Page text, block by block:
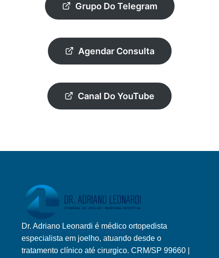
Grupo Do Telegram
Agendar Consulta
Canal Do YouTube
Logo Adriano Leonardi Horizontal Novo
Dr. Adriano Leonardi é médico ortopedista
especialista em joelho, atuando desde o
tratamento clínico até cirurgico. CRM/SP 99660 |